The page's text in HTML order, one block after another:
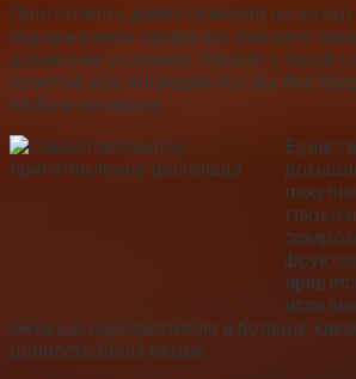
Приготовить диабетический
содержанием сахара вы сможете
домашних условиях. Рецепт у такой
простой, все ингредиенты вы без
любом магазине.
меньше подсластителя и больше
ценность была выше.